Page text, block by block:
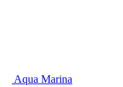
Aqua Marina